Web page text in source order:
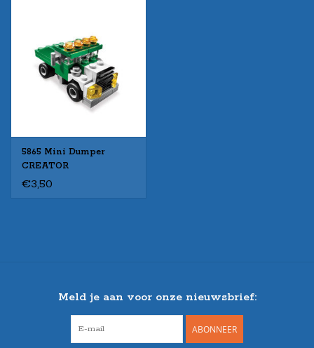
5865 Mini Dumper
CREATOR
€3,50
Meld je aan voor onze nieuwsbrief:
ABONNEER